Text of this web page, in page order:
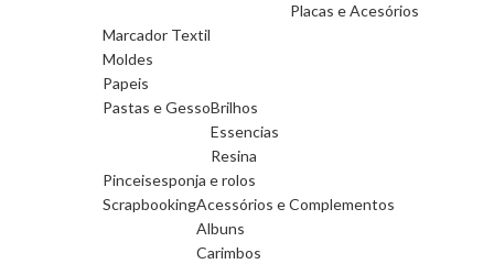
Placas e Acesórios
Marcador Textil
Moldes
Papeis
Pastas e GessoBrilhos
Essencias
Resina
Pinceisesponja e rolos
ScrapbookingAcessórios e Complementos
Albuns
Carimbos